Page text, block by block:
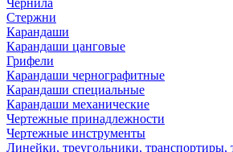
Чернила
Стержни
Карандаши
Карандаши цанговые
Грифели
Карандаши чернографитные
Карандаши специальные
Карандаши механические
Чертежные принадлежности
Чертежные инструменты
Линейки, треугольники, транспортиры,